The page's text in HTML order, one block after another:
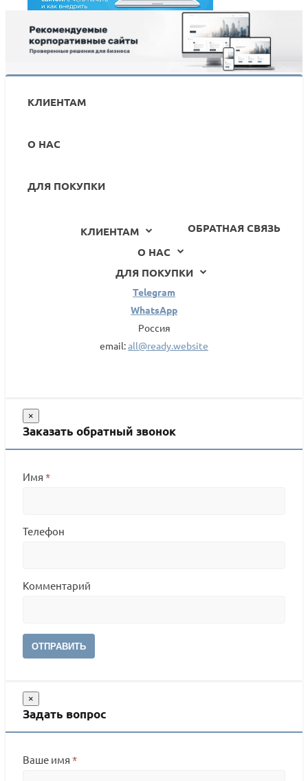
Интеграция CRM с корпоративным сайтом: с чего
начать и как внедрить
КЛИЕНТАМ
О НАС
ДЛЯ ПОКУПКИ
ОБРАТНАЯ СВЯЗЬ
КЛИЕНТАМ
О НАС
ДЛЯ ПОКУПКИ
Telegram
WhatsApp
Россия
email:all@ready.website
×
Заказать обратный звонок
Имя *
Телефон
Комментарий
ОТПРАВИТЬ
×
Задать вопрос
Ваше имя *